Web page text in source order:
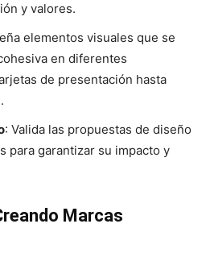
y valores.
elementos visuales que se
en diferentes
de presentación hasta
: Valida las propuestas de diseño
para garantizar su impacto y
Marcas